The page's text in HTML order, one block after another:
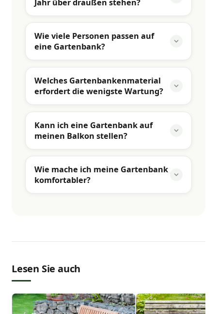
Jahr über draußen stehen?
Wie viele Personen passen auf
eine Gartenbank?
Welches Gartenbankenmaterial
erfordert die wenigste Wartung?
Kann ich eine Gartenbank auf
meinen Balkon stellen?
Wie mache ich meine Gartenbank
komfortabler?
Lesen Sie auch